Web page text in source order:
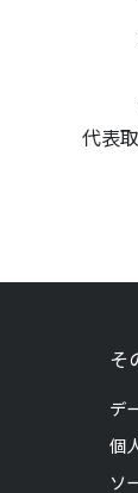
代表
そ
デ
個
ソ